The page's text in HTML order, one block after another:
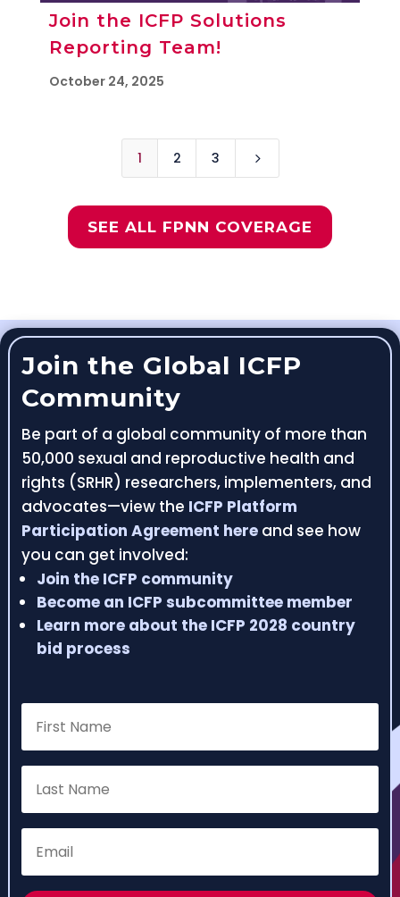
Join the ICFP Solutions
Reporting Team!
October 24, 2025
1 2 3 5
SEE ALL FPNN COVERAGE
Join the Global ICFP
Community
Be part of a global community of more than
50,000 sexual and reproductive health and
rights (SRHR) researchers, implementers, and
advocates—view the ICFP Platform
Participation Agreement hereand see how
you can get involved:
Join the ICFP community
Become an ICFP subcommittee member
Learn more about the ICFP 2028 country
bid process